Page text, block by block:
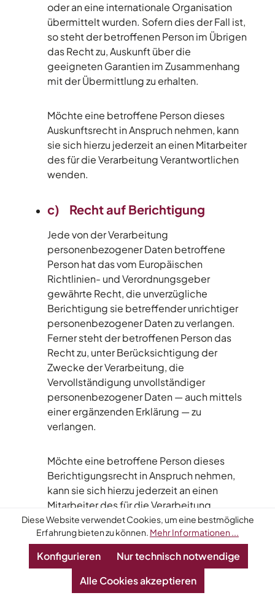
oder an eine internationale Organisation
übermittelt wurden. Sofern dies der Fall ist,
so steht der betroffenen Person im Übrigen
das Recht zu, Auskunft über die
geeigneten Garantien im Zusammenhang
mit der Übermittlung zu erhalten.
Möchte eine betroffene Person dieses
Auskunftsrecht in Anspruch nehmen, kann
sie sich hierzu jederzeit an einen Mitarbeiter
des für die Verarbeitung Verantwortlichen
wenden.
c) Recht auf Berichtigung
Jede von der Verarbeitung
personenbezogener Daten betroffene
Person hat das vom Europäischen
Richtlinien- und Verordnungsgeber
gewährte Recht, die unverzügliche
Berichtigung sie betreffender unrichtiger
personenbezogener Daten zu verlangen.
Ferner steht der betroffenen Person das
Recht zu, unter Berücksichtigung der
Zwecke der Verarbeitung, die
Vervollständigung unvollständiger
personenbezogener Daten — auch mittels
einer ergänzenden Erklärung — zu
verlangen.
Möchte eine betroffene Person dieses
Berichtigungsrecht in Anspruch nehmen,
kann sie sich hierzu jederzeit an einen
Mitarbeiter des für die Verarbeitung
Verantwortlichen wenden.
d) Recht auf Löschung (Recht
auf Vergessen werden)
Diese Website verwendet Cookies, um eine bestmögliche
Erfahrung bieten zu können. Mehr Informationen ...
Nur technisch notwendige
Konfigurieren
Alle Cookies akzeptieren